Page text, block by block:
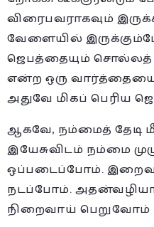
விரைபவராகவும்
வேளையில்
ஜெபத்தையும் சொல்லத்
என்ற ஒரு
அதுவே மிகப் பெரிய
ஆகவே, நம்மைத் தேடி
இயேசுவிடம் நம்மை
ஒப்படைப்போம்.
நடப்போம்.
நிறைவாய் பெறுவோம்